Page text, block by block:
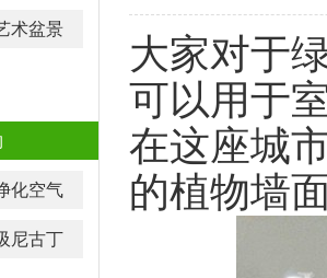
术盆景
化空气
尼古丁
大家对于
可以用于
在这座城
的植物墙